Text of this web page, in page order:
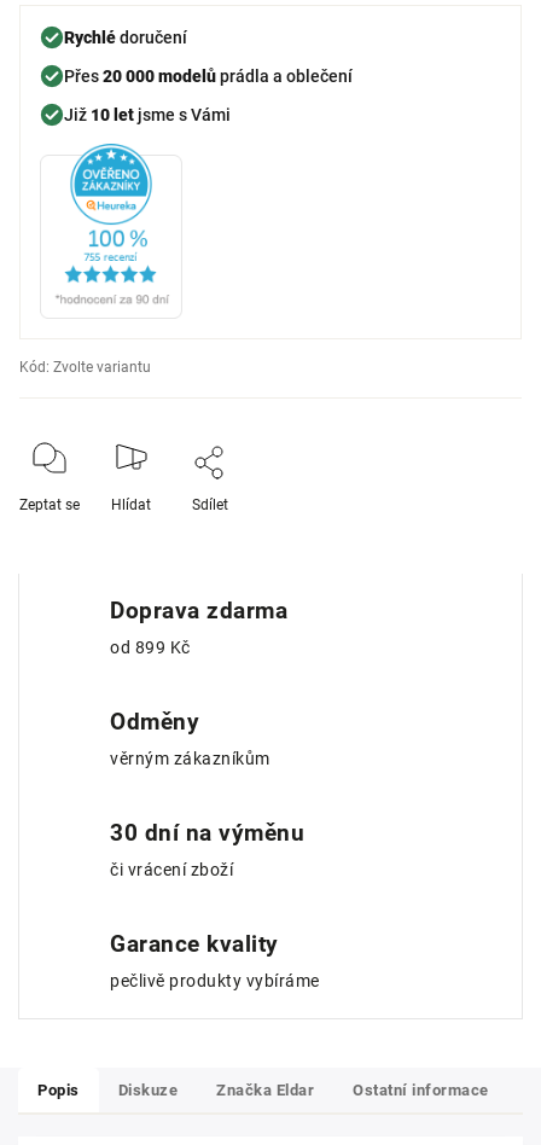
Rychlédoručení
Přes20 000 modelůprádla a oblečení
Již 10 let jsme s Vámi
Kód: Zvolte variantu
Zeptat se Hlídat Sdílet
Doprava zdarma
od 899 Kč
Odměny
věrným zákazníkům
30 dní na výměnu
či vrácení zboží
Garance kvality
pečlivě produkty vybíráme
Popis Diskuze Značka Eldar Ostatní informace